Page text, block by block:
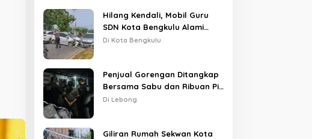
Hilang Kendali, Mobil Guru
SDN Kota Bengkulu Alami
Tabrakan Beruntun di Lampu
Di Kota Bengkulu
Penjual Gorengan Ditangkap
Bersama Sabu dan Ribuan Pil,
Nama Oknum APH Disebut
Di Lebong
Giliran Rumah Sekwan Kota